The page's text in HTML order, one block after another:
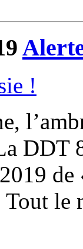
DDT
le